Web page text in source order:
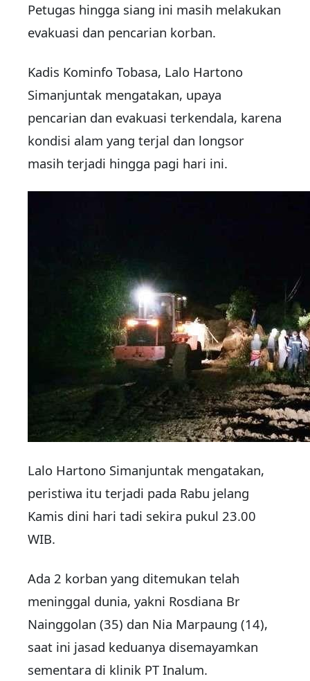
Petugas hingga siang ini masih melakukan
evakuasi dan pencarian korban.
Kadis Kominfo Tobasa, Lalo Hartono
Simanjuntak mengatakan, upaya
pencarian dan evakuasi terkendala, karena
kondisi alam yang terjal dan longsor
masih terjadi hingga pagi hari ini.
Lalo Hartono Simanjuntak mengatakan,
peristiwa itu terjadi pada Rabu jelang
Kamis dini hari tadi sekira pukul 23.00
WIB.
Ada 2 korban yang ditemukan telah
meninggal dunia, yakni Rosdiana Br
Nainggolan (35) dan Nia Marpaung (14),
saat ini jasad keduanya disemayamkan
sementara di klinik PT Inalum.